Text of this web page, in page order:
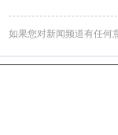
如果您对新闻频道有任何